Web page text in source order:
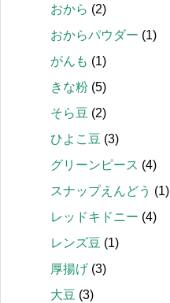
おから (2)
おからパウダー (1)
がんも (1)
きな粉 (5)
そら豆 (2)
ひよこ豆 (3)
グリーンピース (4)
スナップえんどう (1)
レッドキドニー (4)
レンズ豆 (1)
厚揚げ (3)
大豆 (3)